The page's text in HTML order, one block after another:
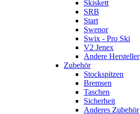
Skiskett
SRB
Start
Swenor
Swix - Pro Ski
V2 Jenex
Andere Hersteller
Zubehör
Stockspitzen
Bremsen
Taschen
Sicherheit
Anderes Zubehör